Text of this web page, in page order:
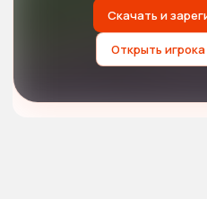
Скачать и
Открыть